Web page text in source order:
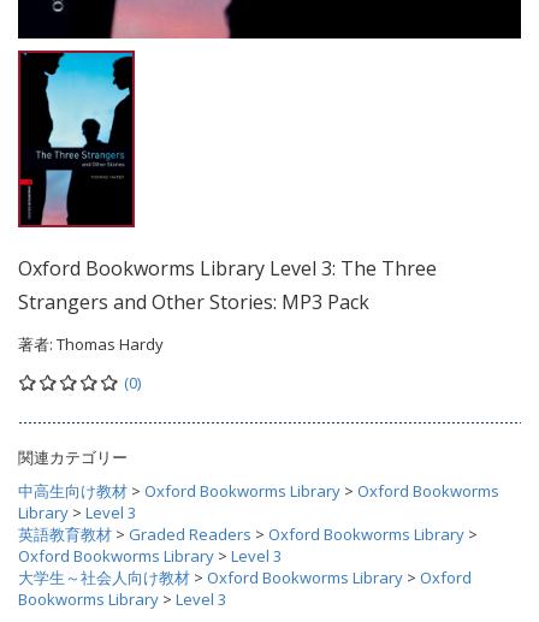
Oxford Bookworms Library Level 3: The Three
Strangers and Other Stories: MP3 Pack
著者: Thomas Hardy
(0)
関連カテゴリー
中高生向け教材 > Oxford Bookworms Library > Oxford Bookworms
Library > Level 3
英語教育教材 > Graded Readers > Oxford Bookworms Library >
Oxford Bookworms Library > Level 3
大学生～社会人向け教材 > Oxford Bookworms Library > Oxford
Bookworms Library > Level 3